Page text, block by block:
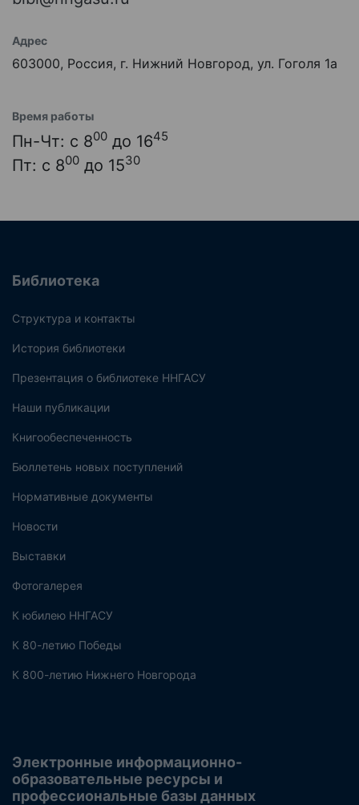
Адрес
603000, Россия, г. Нижний Новгород, ул. Гоголя 1а
Время работы
Пн-Чт: с 800 до 1645
Пт: с 800 до 1530
Библиотека
Структура и контакты
История библиотеки
Презентация о библиотеке ННГАСУ
Наши публикации
Книгообеспеченность
Бюллетень новых поступлений
Нормативные документы
Новости
Выставки
Фотогалерея
К юбилею ННГАСУ
К 80-летию Победы
К 800-летию Нижнего Новгорода
Электронные информационно-
образовательные ресурсы и
профессиональные базы данных